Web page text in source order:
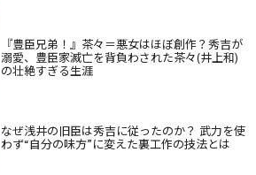
『豊臣兄弟！』茶々＝悪女はほぼ創作？秀吉が
溺愛、豊臣家滅亡を背負わされた茶々(井上和)
の壮絶すぎる生涯
なぜ浅井の旧臣は秀吉に従ったのか？ 武力を使
わず“自分の味方”に変えた裏工作の技法とは